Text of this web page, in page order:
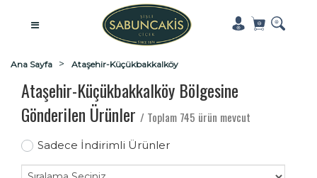
Ana Sayfa Ataşehir-Küçükbakkalköy
Ataşehir-Küçükbakkalköy Bölgesine
Gönderilen Ürünler / Toplam 745 ürün mevcut
Sadece İndirimli Ürünler